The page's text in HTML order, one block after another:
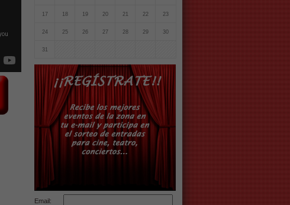
17 18 19 20 21 22 23
24 25 26 27 28 29 30
31
Email: